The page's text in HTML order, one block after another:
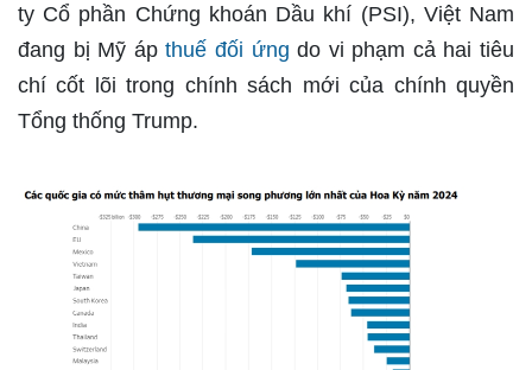
ty Cổ phần Chứng khoán Dầu khí (PSI), Việt Nam
đang bị Mỹ ápthuế đối ứng do vi phạm cả hai tiêu
chí cốt lõi trong chính sách mới của chính quyền
Tổng thống Trump.